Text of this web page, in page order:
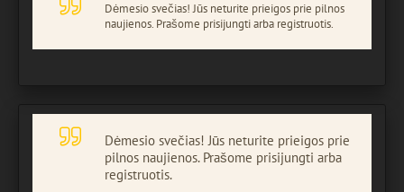
Dėmesio svečias! Jūs neturite prieigos prie pilnos
naujienos. Prašome prisijungti arba registruotis.
Dėmesio svečias! Jūs neturite prieigos prie
pilnos naujienos. Prašome prisijungti arba
registruotis.